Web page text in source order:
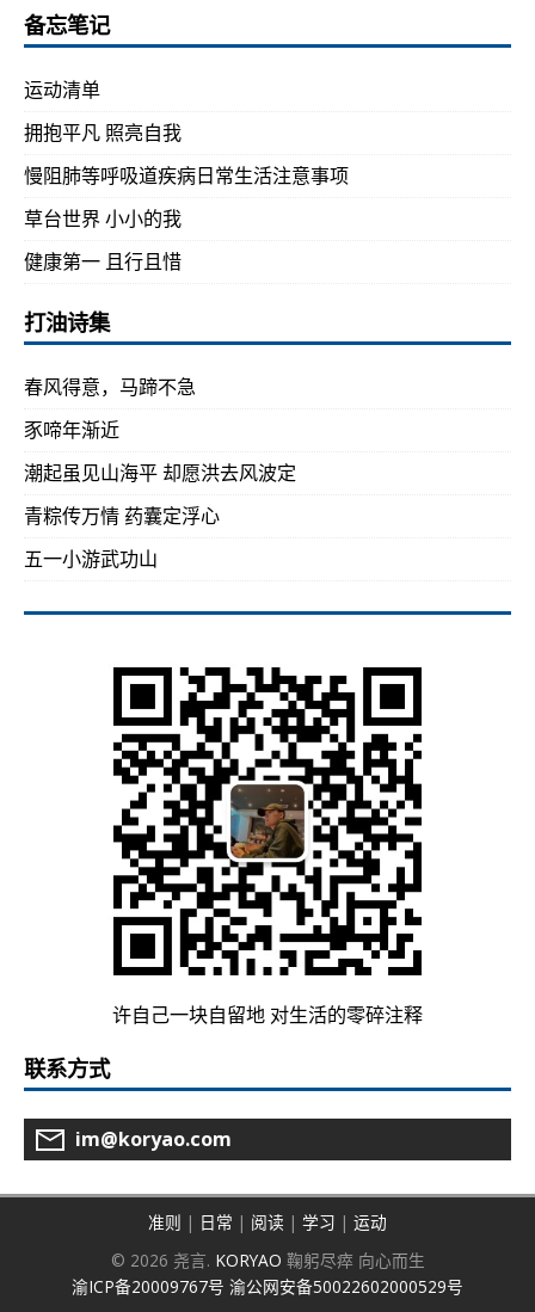
备忘笔记
运动清单
拥抱平凡 照亮自我
慢阻肺等呼吸道疾病日常生活注意事项
草台世界 小小的我
健康第一 且行且惜
打油诗集
春风得意，马蹄不急
豕啼年渐近
潮起虽见山海平 却愿洪去风波定
青粽传万情 药囊定浮心
五一小游武功山
许自己一块自留地 对生活的零碎注释
联系方式
im@koryao.com
准则 | 日常 | 阅读 | 学习 | 运动
© 2026 尧言. KORYAO 鞠躬尽瘁 向心而生
渝ICP备20009767号 渝公网安备50022602000529号